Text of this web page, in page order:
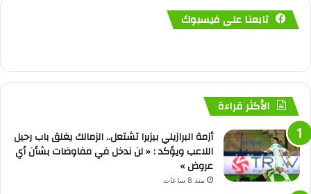
تابعنا على فيسبوك
الأكثر قراءة
أزمة البرازيلي بيزيرا تشتعل.. الزمالك يغلق باب رحيل
اللاعب ويؤكد : « لن ندخل في مفاوضات بشأن أي
عروض »
منذ 8 ساعات